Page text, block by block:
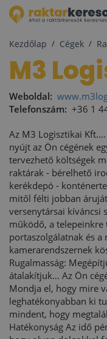
Kezdőlap Cégek
M3
Weboldal:
Telefonszám: +36 1
Az M3 Logisztikai
nyújt az Ön cégének
tervezhető költségek
raktárak - bérelhető
kerékdepó -
mitől félti jobban
versenytársai kíváncsi
működő, a telepeinkre
portaszolgálatnak és a
kamerarendszernek
Rugalmasság:
átalakítjuk… Az Ön
Mondja el, hogy mire
leghatékonyabban ki
mindent, hogy
Hatékonyság Az idő